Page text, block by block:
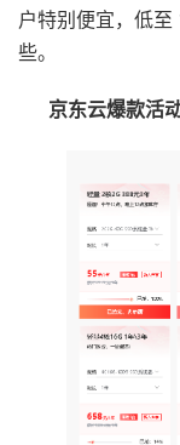
户特别便宜，低
些。
京东云爆款活